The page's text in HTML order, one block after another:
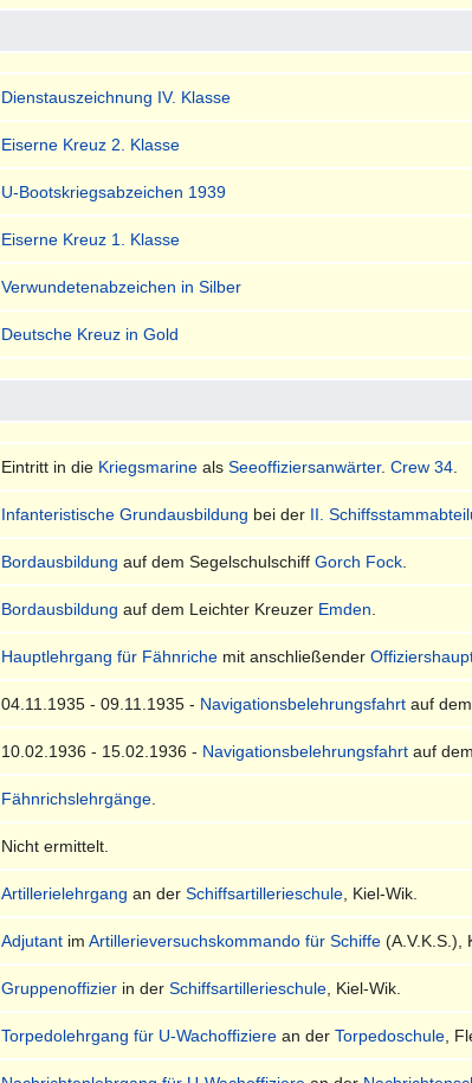
Dienstauszeichnung IV. Klasse
Eiserne Kreuz 2. Klasse
U-Bootskriegsabzeichen 1939
Eiserne Kreuz 1. Klasse
Verwundetenabzeichen in Silber
Deutsche Kreuz in Gold
Eintritt in die Kriegsmarine alsSeeoffiziersanwärter.Crew 34
Infanteristische Grundausbildung bei der II.
Bordausbildung auf dem SegelschulschiffGorch Fock
Bordausbildung auf dem Leichter Kreuzer Emden
Hauptlehrgang für Fähnriche mit anschließender
04.11.1935 - 09.11.1935 - Navigationsbelehrungsfahrt auf
10.02.1936 - 15.02.1936 - Navigationsbelehrungsfahrt auf
Fähnrichslehrgänge
Nicht ermittelt.
Artillerielehrgang an derSchiffsartillerieschule , Kiel-Wik.
Adjutant imArtillerieversuchskommando für Schiffe (A.V.K.S.),
Gruppenoffizier in derSchiffsartillerieschule , Kiel-Wik.
Torpedolehrgang für U-Wachoffiziere an derTorpedoschule ,